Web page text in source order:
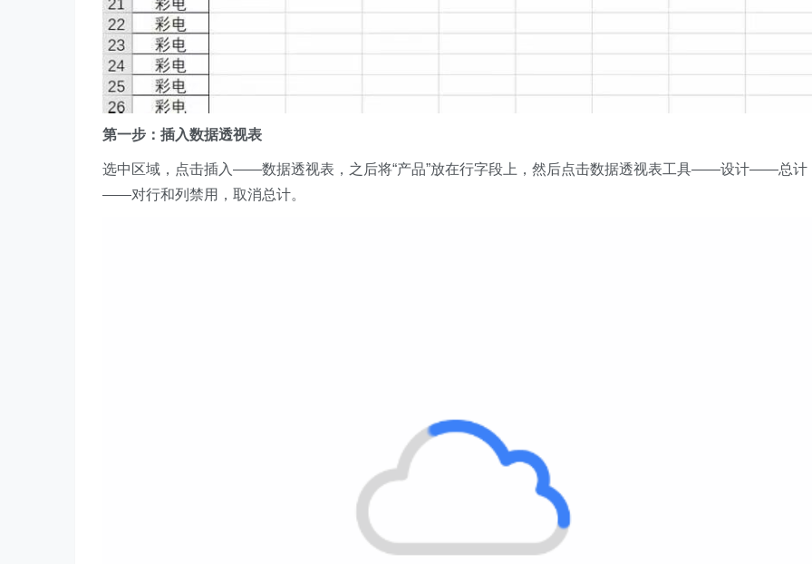
第一步： 插入数据透视表
选中区域，点击插入——数据透视表，之后将“产品”放在行字段上，然后点击数据透视表工具——设计——总计
——对行和列禁用，取消总计。